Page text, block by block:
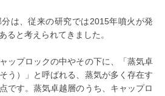
は、従来の研究では2015年噴火が発
ると考えられてきました。
ップロックの中やその下に、「蒸気卓
う）」と呼ばれる、蒸気が多く存在す
です。蒸気卓越層のうち、キャップロ